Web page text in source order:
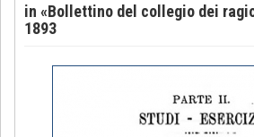
in «Bollettino del collegio dei
1893